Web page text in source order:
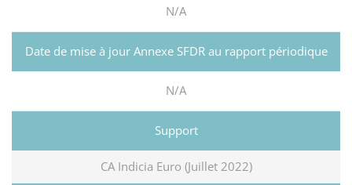
N/A
N/A
CA Indicia Euro (Juillet 2022)